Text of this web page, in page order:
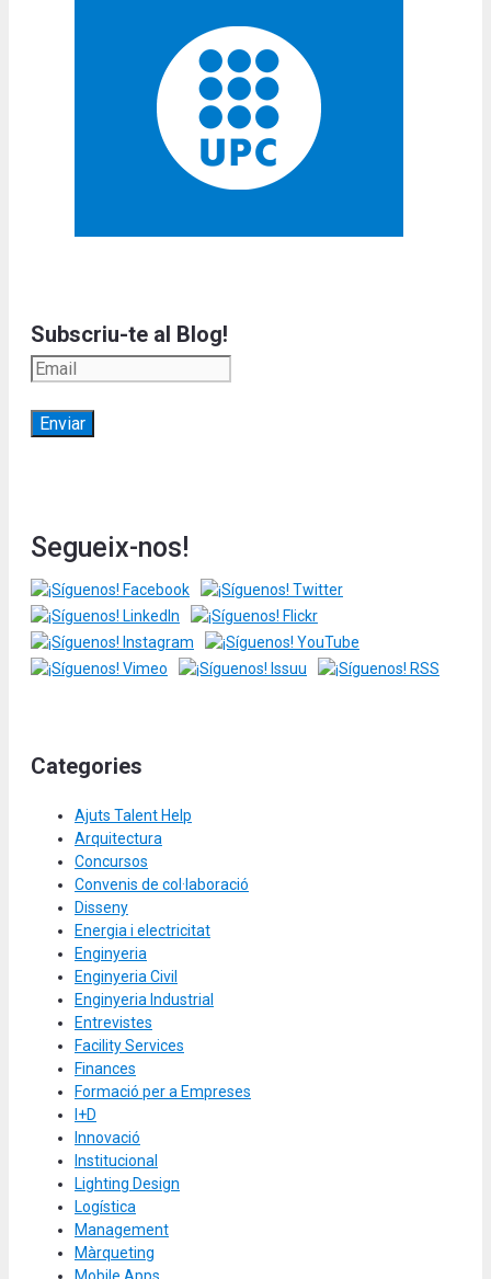
Subscriu-te al Blog!
Segueix-nos!
Categories
Ajuts Talent Help
Arquitectura
Concursos
Convenis de col·laboració
Disseny
Energia i electricitat
Enginyeria
Enginyeria Civil
Enginyeria Industrial
Entrevistes
Facility Services
Finances
Formació per a Empreses
I+D
Innovació
Institucional
Lighting Design
Logística
Management
Màrqueting